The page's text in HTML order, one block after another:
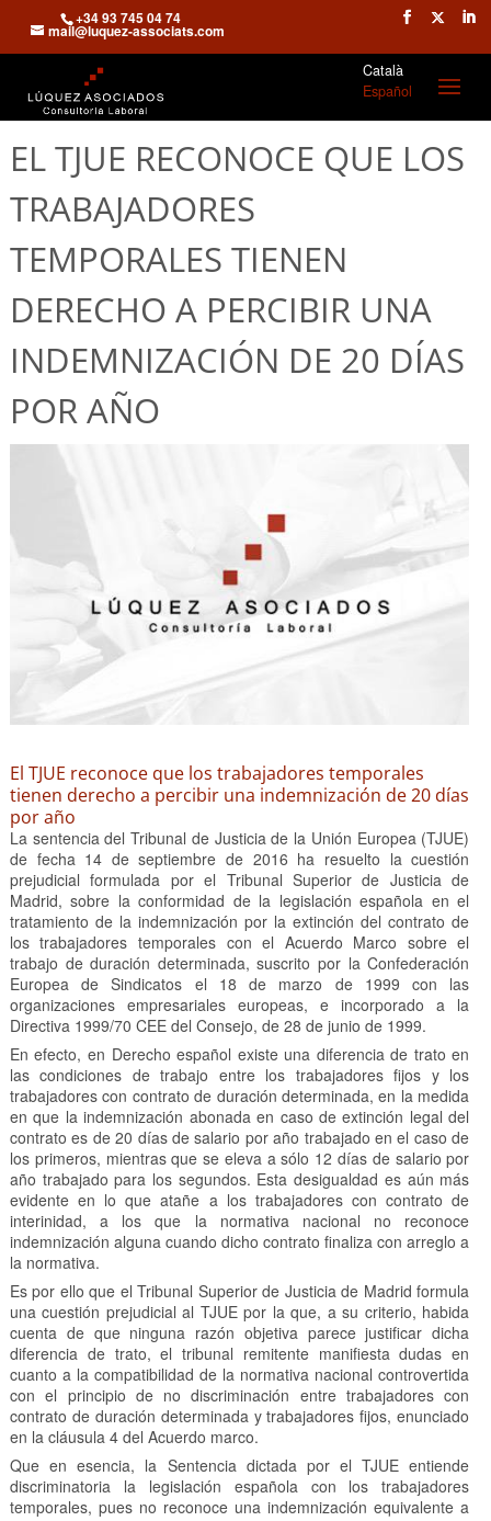
+34 93 745 04 74
mail@luquez-associats.com
Català
Español
EL TJUE RECONOCE QUE LOS
TRABAJADORES
TEMPORALES TIENEN
DERECHO A PERCIBIR UNA
INDEMNIZACIÓN DE 20 DÍAS
POR AÑO
El TJUE reconoce que los trabajadores temporales
tienen derecho a percibir una indemnización de 20 días
por año
La sentencia del Tribunal de Justicia de la Unión Europea (TJUE)
de fecha 14 de septiembre de 2016 ha resuelto la cuestión
prejudicial formulada por el Tribunal Superior de Justicia de
Madrid, sobre la conformidad de la legislación española en el
tratamiento de la indemnización por la extinción del contrato de
los trabajadores temporales con el Acuerdo Marco sobre el
trabajo de duración determinada, suscrito por la Confederación
Europea de Sindicatos el 18 de marzo de 1999 con las
organizaciones empresariales europeas, e incorporado a la
Directiva 1999/70 CEE del Consejo, de 28 de junio de 1999.
En efecto, en Derecho español existe una diferencia de trato en
las condiciones de trabajo entre los trabajadores fijos y los
trabajadores con contrato de duración determinada, en la medida
en que la indemnización abonada en caso de extinción legal del
contrato es de 20 días de salario por año trabajado en el caso de
los primeros, mientras que se eleva a sólo 12 días de salario por
año trabajado para los segundos. Esta desigualdad es aún más
evidente en lo que atañe a los trabajadores con contrato de
interinidad, a los que la normativa nacional no reconoce
indemnización alguna cuando dicho contrato finaliza con arreglo a
la normativa.
Es por ello que el Tribunal Superior de Justicia de Madrid formula
una cuestión prejudicial al TJUE por la que, a su criterio, habida
cuenta de que ninguna razón objetiva parece justificar dicha
diferencia de trato, el tribunal remitente manifiesta dudas en
cuanto a la compatibilidad de la normativa nacional controvertida
con el principio de no discriminación entre trabajadores con
contrato de duración determinada y trabajadores fijos, enunciado
en la cláusula 4 del Acuerdo marco.
Que en esencia, la Sentencia dictada por el TJUE entiende
discriminatoria la legislación española con los trabajadores
temporales, pues no reconoce una indemnización equivalente a